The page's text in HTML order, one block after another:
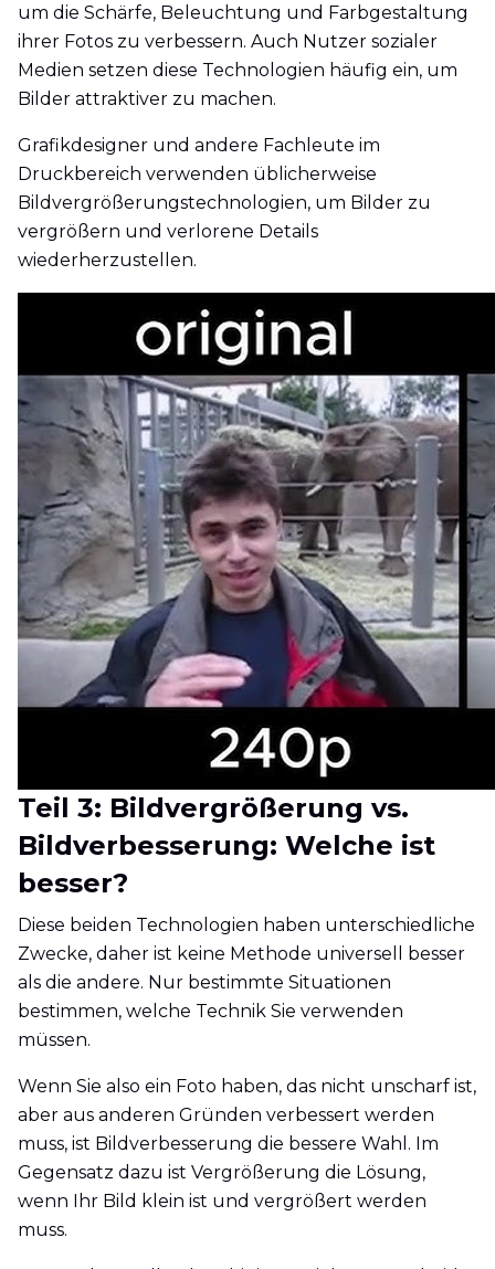
um die Schärfe, Beleuchtung und Farbgestaltung
ihrer Fotos zu verbessern. Auch Nutzer sozialer
Medien setzen diese Technologien häufig ein, um
Bilder attraktiver zu machen.
Grafikdesigner und andere Fachleute im
Druckbereich verwenden üblicherweise
Bildvergrößerungstechnologien, um Bilder zu
vergrößern und verlorene Details
wiederherzustellen.
Teil 3: Bildvergrößerung vs.
Bildverbesserung: Welche ist
besser?
Diese beiden Technologien haben unterschiedliche
Zwecke, daher ist keine Methode universell besser
als die andere. Nur bestimmte Situationen
bestimmen, welche Technik Sie verwenden
müssen.
Wenn Sie also ein Foto haben, das nicht unscharf ist,
aber aus anderen Gründen verbessert werden
muss, ist Bildverbesserung die bessere Wahl. Im
Gegensatz dazu ist Vergrößerung die Lösung,
wenn Ihr Bild klein ist und vergrößert werden
muss.